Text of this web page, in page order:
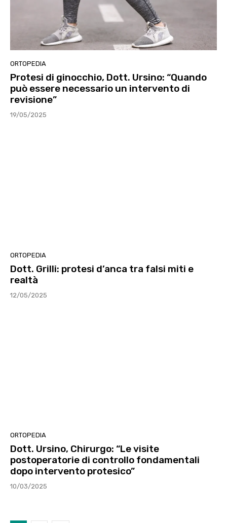
ORTOPEDIA
Protesi di ginocchio, Dott. Ursino: “Quando
può essere necessario un intervento di
revisione”
19/05/2025
ORTOPEDIA
Dott. Grilli: protesi d’anca tra falsi miti e
realtà
12/05/2025
ORTOPEDIA
Dott. Ursino, Chirurgo: “Le visite
postoperatorie di controllo fondamentali
dopo intervento protesico”
10/03/2025